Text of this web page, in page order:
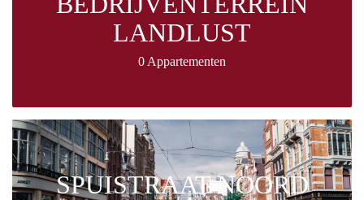
LANDLUST
0 Appartementen
SPUISTRAAT NOORD